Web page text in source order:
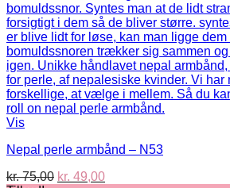
Vis
Nepal perle armbånd – N53
kr.75,00 Den
kr. 49,00Den